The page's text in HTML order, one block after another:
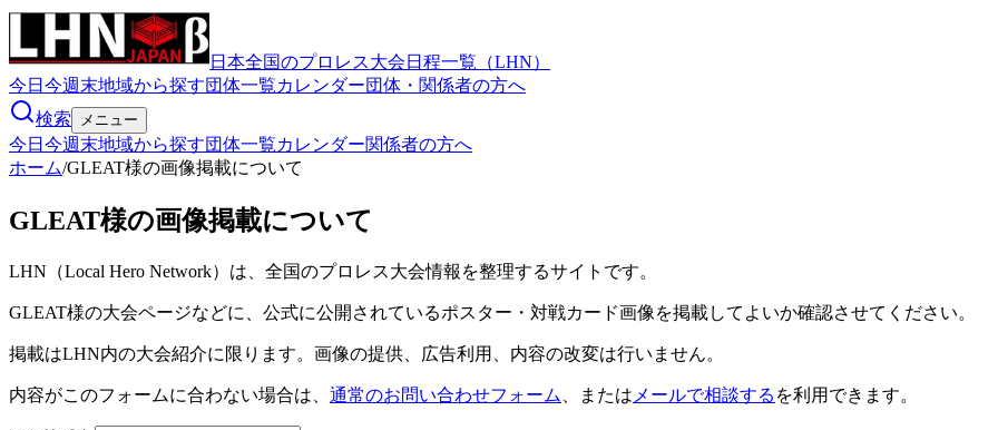
日本全国のプロレス大会日程一覧（LHN）
今日 今週末地域から探す団体一覧カレンダー団体・関係者の方へ
検索
メニュー
今日 今週末地域から探す団体一覧カレンダー関係者の方へ
ホーム/GLEAT様の画像掲載について
GLEAT様の画像掲載について
LHN（Local Hero Network）は、全国のプロレス大会情報を整理するサイトです。
GLEAT様の大会ページなどに、公式に公開されているポスター・対戦カード画像を掲載してよいか確認させてください。
掲載はLHN内の大会紹介に限ります。画像の提供、広告利用、内容の改変は行いません。
内容がこのフォームに合わない場合は、 通常のお問い合わせフォーム 、または メールで相談する を利用できます。